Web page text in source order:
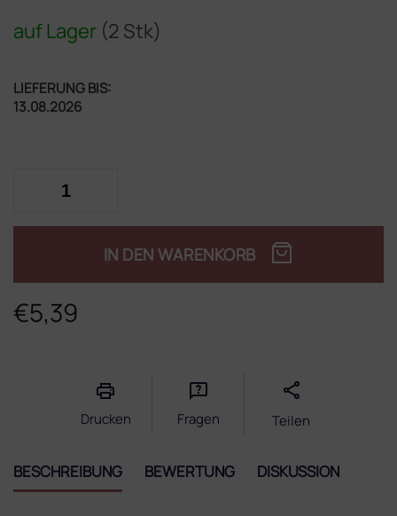
€5,39
auf Lager (2 Stk)
LIEFERUNG BIS:
13.08.2026
IN DEN WARENKORB
Drucken Fragen Teilen
BESCHREIBUNG BEWERTUNG DISKUSSION